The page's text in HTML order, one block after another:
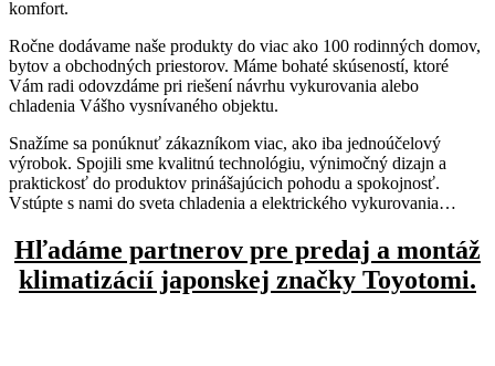
komfort.
Ročne dodávame naše produkty do viac ako 100 rodinných domov,
bytov a obchodných priestorov. Máme bohaté skúseností, ktoré
Vám radi odovzdáme pri riešení návrhu vykurovania alebo
chladenia Vášho vysnívaného objektu.
Snažíme sa ponúknuť zákazníkom viac, ako iba jednoúčelový
výrobok. Spojili sme kvalitnú technológiu, výnimočný dizajn a
praktickosť do produktov prinášajúcich pohodu a spokojnosť.
Vstúpte s nami do sveta chladenia a elektrického vykurovania…
Hľadáme partnerov pre predaj a montáž
klimatizácií japonskej značky Toyotomi.